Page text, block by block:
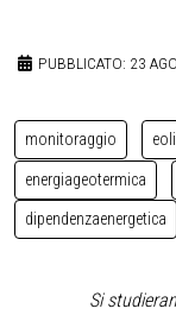
PUBBLICATO: 23
monitoraggio
energiageotermica
dipendenzaenergetica
Si